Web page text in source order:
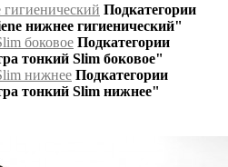
Подкатегории
нижнее гигиенический"
боковое Подкатегории
тонкий Slim боковое"
нижнее Подкатегории
тонкий Slim нижнее"